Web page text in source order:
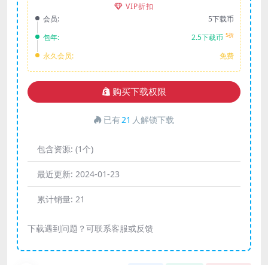
VIP折扣
会员:
5下载币
包年:
2.5下载币 5折
永久会员: 免费
购买下载权限
已有21 人解锁下载
包含资源: (1个)
最近更新: 2024-01-23
累计销量: 21
下载遇到问题？可联系客服或反馈